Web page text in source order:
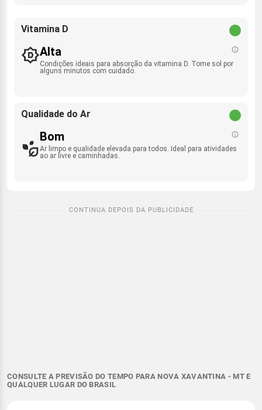
Vitamina D
Alta
Condições ideais para absorção da vitamina D. Tome sol por
alguns minutos com cuidado.
Qualidade do Ar
Bom
Ar limpo e qualidade elevada para todos. Ideal para atividades
ao ar livre e caminhadas.
CONSULTE A PREVISÃO DO TEMPO PARA NOVA XAVANTINA - MT E
QUALQUER LUGAR DO BRASIL